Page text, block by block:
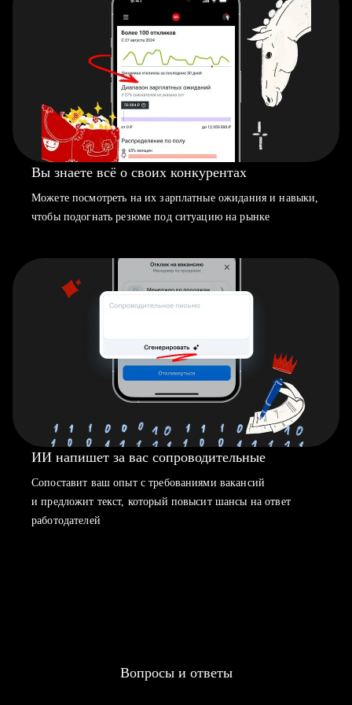
Вы знаете всё о своих конкурентах
Можете посмотреть на их зарплатные ожидания и навыки,
чтобы подогнать резюме под ситуацию на рынке
ИИ напишет за вас сопроводительные
Сопоставит ваш опыт с требованиями вакансий
и предложит текст, который повысит шансы на ответ
работодателей
Вопросы и ответы